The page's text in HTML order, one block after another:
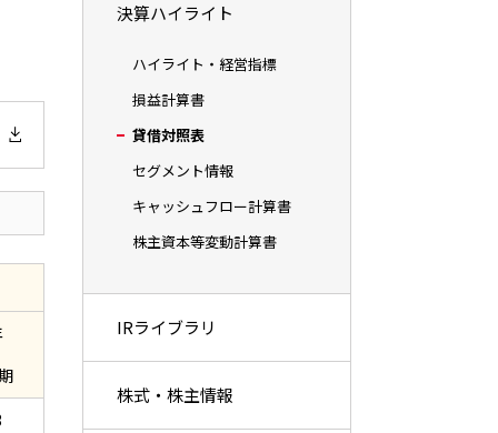
決算ハイライト
ハイライト・経営指標
損益計算書
貸借対照表
セグメント情報
キャッシュフロー計算書
株主資本等変動計算書
IRライブラリ
株式・株主情報